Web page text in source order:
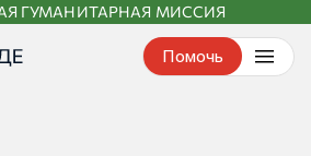
ГУМАНИТАРНАЯ МИССИЯ
Помочь